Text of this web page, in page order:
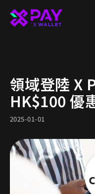
領域登陸 X
HK$100 優
2025-01-01